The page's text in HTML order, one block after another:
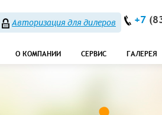
Авторизация для дилеров +7
О КОМПАНИИ СЕРВИС ГАЛЕРЕЯ